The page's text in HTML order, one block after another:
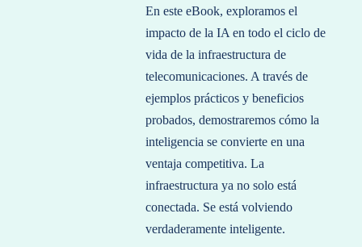
En este eBook, exploramos el
impacto de la IA en todo el ciclo de
vida de la infraestructura de
telecomunicaciones. A través de
ejemplos prácticos y beneficios
probados, demostraremos cómo la
inteligencia se convierte en una
ventaja competitiva. La
infraestructura ya no solo está
conectada. Se está volviendo
verdaderamente inteligente.